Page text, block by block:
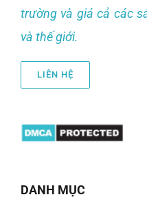
trường và giá cả các
và thế giới.
LIÊN HỆ
DANH MỤC